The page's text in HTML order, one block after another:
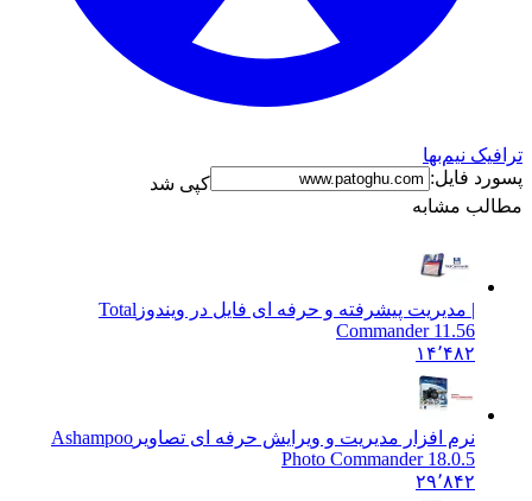
نیم‌بها
کپی شد
مشابه
| مدیریت پیشرفته و حرفه ای فایل در ویندوز Total
Commander 11.56
۱۴٬۴۸۲
نرم افزار مدیریت و ویرایش حرفه ای تصاویر Ashampoo
Photo Commander 18.0.5
۲۹٬۸۴۲